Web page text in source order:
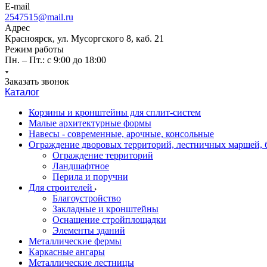
E-mail
2547515@mail.ru
Адрес
Красноярск, ул. Мусоргского 8, каб. 21
Режим работы
Пн. – Пт.: с 9:00 до 18:00
Заказать звонок
Каталог
Корзины и кронштейны для сплит-систем
Малые архитектурные формы
Навесы - современные, арочные, консольные
Ограждение дворовых территорий, лестничных маршей,
Ограждение территорий
Ландшафтное
Перила и поручни
Для строителей
Благоустройство
Закладные и кронштейны
Оснащение стройплощадки
Элементы зданий
Металлические фермы
Каркасные ангары
Металлические лестницы